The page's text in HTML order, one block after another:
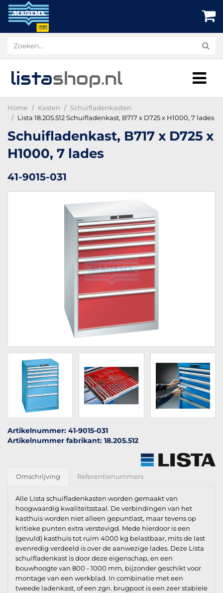
listashop.nl
Home Kasten
Schuifladenkasten
Lista 18.205.512 Schuifladenkast, B717 x D725 x H1000, 7 lades
Schuifladenkast, B717 x D725 x
H1000, 7 lades
41-9015-031
Artikelnummer: 41-9015-031
Artikelnummer fabrikant: 18.205.512
Omschrijving Referentienummers
Alle Lista schuifladenkasten worden gemaakt van
hoogwaardig kwaliteitsstaal. De verbindingen van het
kasthuis worden niet alleen gepuntlast, maar tevens op
kritieke punten extra verstevigd. Mede hierdoor is een
(gevuld) kasthuis tot ruim 4000 kg belastbaar, mits de last
evenredig verdeeld is over de aanwezige lades. Deze Lista
schuifladenkast is door deze eigenschap, en een
bouwhoogte van 800 - 1000 mm, bijzonder geschikt voor
montage van een werkblad. In combinatie met een
tweede ladenkast, of een zgn. brugpoot is een zeer stabiele